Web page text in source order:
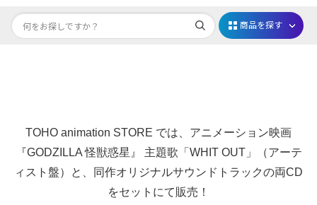
じゅじゅフェス 2026
薬屋のひとりごと 夏の園遊会2026
商品を探す
TOHO animation STORE では、アニメーション映画
『GODZILLA 怪獣惑星』 主題歌「WHIT OUT」（アーテ
ィスト盤）と、同作オリジナルサウンドトラックの両CD
をセットにて販売！